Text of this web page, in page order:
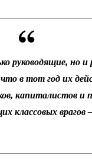
руководящие, но и
в тот год их
капиталистов и
классовых врагов